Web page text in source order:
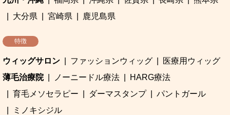
大分県
宮崎県 鹿児島県
特徴
ウィッグサロン ファッションウィッグ
医療用ウィッグ
薄毛治療院
ノーニードル療法
HARG療法
育毛メソセラピー
ダーマスタンプ
パントガール
ミノキシジル